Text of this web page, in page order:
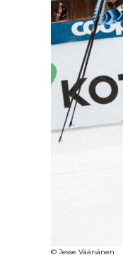
© Jesse Väänänen